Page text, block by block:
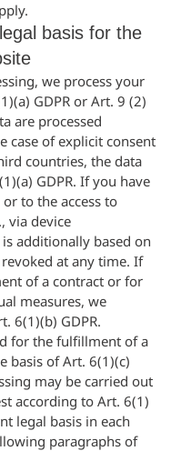
basis for the
we process your
GDPR or Art. 9 (2)
are processed
case of explicit consent
countries, the data
GDPR. If you have
to the access to
via device
additionally based on
revoked at any time. If
of a contract or for
measures, we
6(1)(b) GDPR.
for the fulfillment of a
basis of Art. 6(1)(c)
may be carried out
according to Art. 6(1)
legal basis in each
paragraphs of